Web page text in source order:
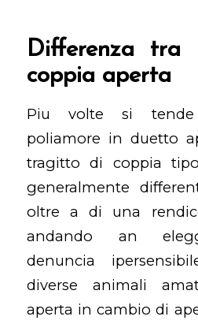
Differenza tra
coppia aperta
Piu volte si
poliamore in duetto
tragitto di coppia
generalmente
oltre a di una
andando an
denuncia
diverse animali
aperta in cambio di